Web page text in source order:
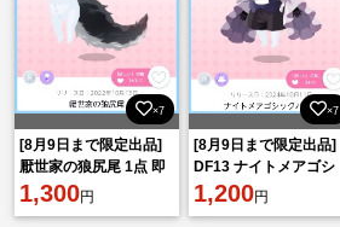
×7
[8月9日まで限定出品]
厭世家の狼尻尾 1点 即
購入⭕
1,300円
×7
[8月9日まで限定出品]
DF13 ナイトメアゴシ
ックパンツ 1点 即購入
⭕
1,200円